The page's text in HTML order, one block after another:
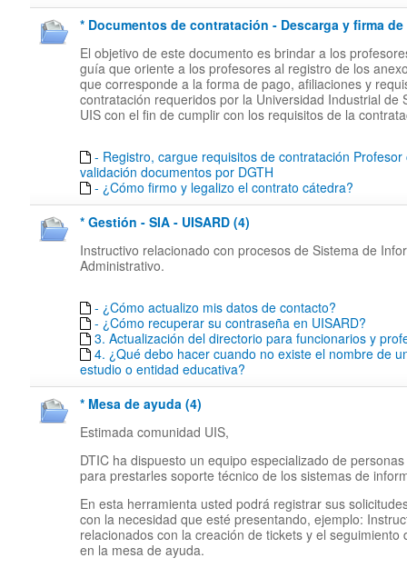
* Documentos de contratación - Descarga y firma
El objetivo de este documento es brindar a los
guía que oriente a los profesores al registro de los
que corresponde a la forma de pago, afiliaciones y
contratación requeridos por la Universidad Industrial de
UIS con el fin de cumplir con los requisitos de la
- Registro, cargue requisitos de contratación Profesor
validación documentos por DGTH
- ¿Cómo firmo y legalizo el contrato cátedra?
* Gestión - SIA - UISARD (4)
Instructivo relacionado con procesos de Sistema de
Administrativo.
- ¿Cómo actualizo mis datos de contacto?
- ¿Cómo recuperar su contraseña en UISARD?
3. Actualización del directorio para funcionarios y
4. ¿Qué debo hacer cuando no existe el nombre de
estudio o entidad educativa?
* Mesa de ayuda (4)
Estimada comunidad UIS,
DTIC ha dispuesto un equipo especializado de
para prestarles soporte técnico de los sistemas de
En esta herramienta usted podrá registrar sus
con la necesidad que esté presentando, ejemplo:
relacionados con la creación de tickets y el seguimiento
en la mesa de ayuda.